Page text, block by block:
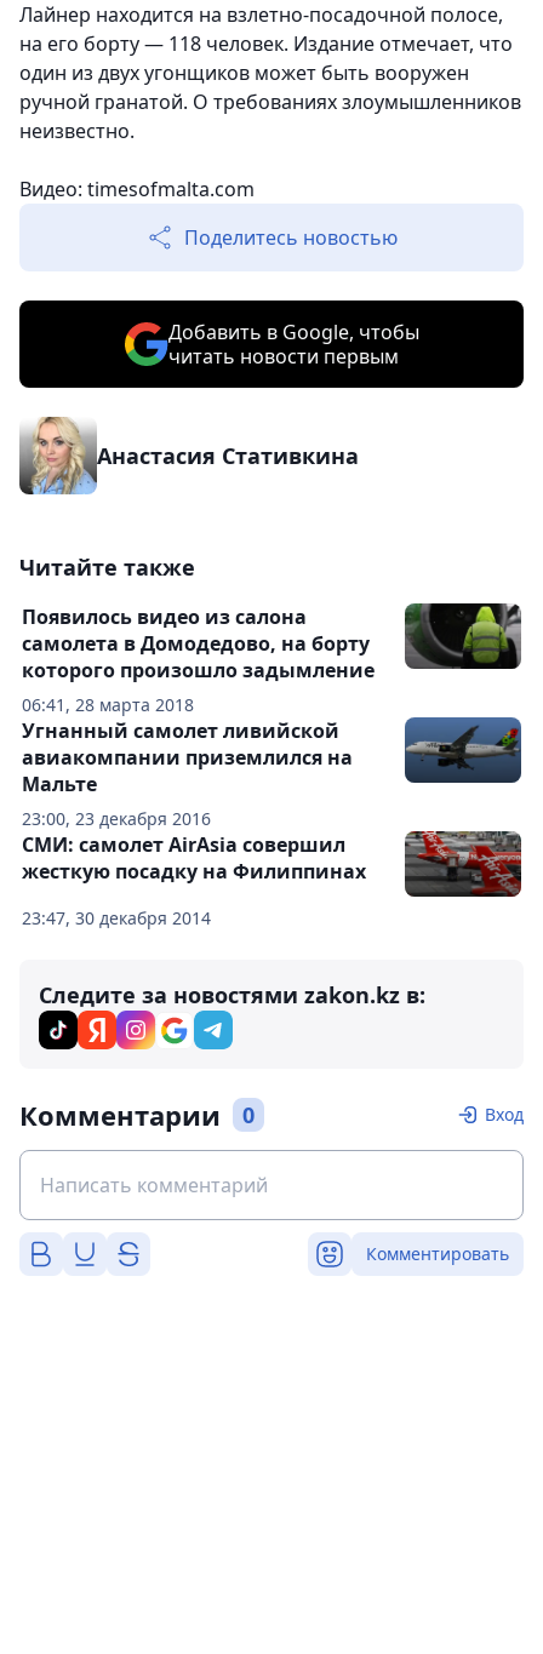
Лайнер находится на взлетно-посадочной полосе,
на его борту — 118 человек. Издание отмечает, что
один из двух угонщиков может быть вооружен
ручной гранатой. О требованиях злоумышленников
неизвестно.
Видео: timesofmalta.com
Поделитесь новостью
Добавить в Google, чтобы
читать новости первым
Анастасия Стативкина
Читайте также
06:41, 28 марта 2018
Появилось видео из салона
самолета в Домодедово, на борту
которого произошло задымление
23:00, 23 декабря 2016
Угнанный самолет ливийской
авиакомпании приземлился на
Мальте
23:47, 30 декабря 2014
СМИ: самолет AirAsia совершил
жесткую посадку на Филиппинах
Следите за новостями zakon.kz в:
Комментарии 0 Вход
Комментировать